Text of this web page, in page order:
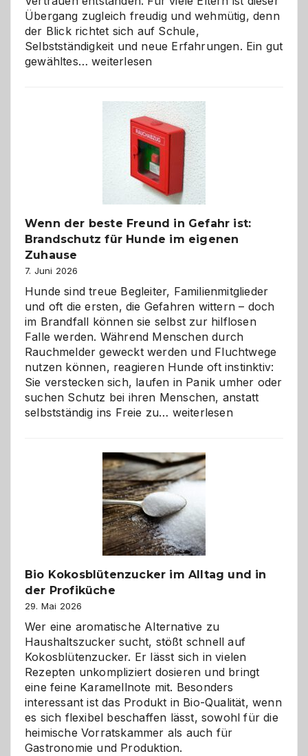
Übergang zugleich freudig und wehmütig, denn
der Blick richtet sich auf Schule,
Selbstständigkeit und neue Erfahrungen. Ein gut
gewähltes…Abschied
bewusst
herzlich
gestalten
weiterlesen
Wenn der beste Freund in Gefahr ist:
Brandschutz für Hunde im eigenen
Zuhause
7. Juni 2026
Hunde sind treue Begleiter, Familienmitglieder
und oft die ersten, die Gefahren wittern – doch
im Brandfall können sie selbst zur hilflosen
Falle werden. Während Menschen durch
Rauchmelder geweckt werden und Fluchtwege
nutzen können, reagieren Hunde oft instinktiv:
Sie verstecken sich, laufen in Panik umher oder
suchen Schutz bei ihren Menschen, anstatt
selbstständig ins Freie zu… Wenn
Freund
in
Gefahr
ist:
Brandschutz
für
Hunde
eigenen
weiterlesen
Bio Kokosblütenzucker im Alltag und in
der Profiküche
29. Mai 2026
Wer eine aromatische Alternative zu
Haushaltszucker sucht, stößt schnell auf
Kokosblütenzucker. Er lässt sich in vielen
Rezepten unkompliziert dosieren und bringt
eine feine Karamellnote mit. Besonders
interessant ist das Produkt in Bio-Qualität, wenn
es sich flexibel beschaffen lässt, sowohl für die
heimische Vorratskammer als auch für
Gastronomie und Produktion.